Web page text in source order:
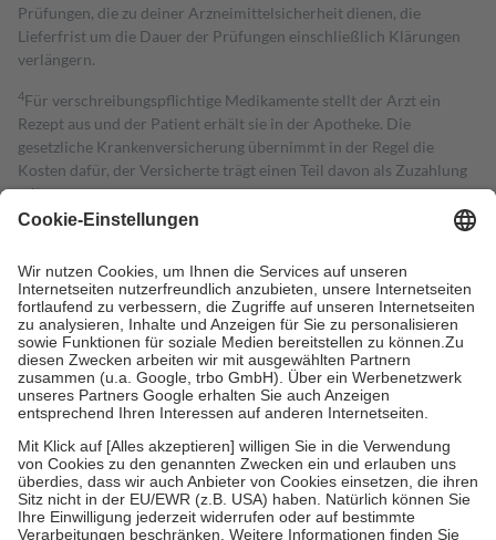
Prüfungen, die zu deiner Arzneimittelsicherheit dienen, die
Lieferfrist um die Dauer der Prüfungen einschließlich Klärungen
verlängern.
4Für verschreibungspflichtige Medikamente stellt der Arzt ein
Rezept aus und der Patient erhält sie in der Apotheke. Die
gesetzliche Krankenversicherung übernimmt in der Regel die
Kosten dafür, der Versicherte trägt einen Teil davon als Zuzahlung
mit.
Grundsätzlich leisten Mitglieder Zuzahlungen in Höhe von zehn
höchstens zehn Euro.
Es sind jedoch nie mehr als die tatsächlichen
Kosten der Leistung zu entrichten.
Diese Regeln gelten grundsätzlich auch für Online-Apotheken.
Bei Heilmitteln und häuslicher Krankenpflege beträgt die
Zuzahlung zehn Prozent der Kosten sowie zehn Euro je
Verordnung.
Um das Engagement der Versicherten für ihre eigene Gesundheit zu
stärken und die besondere Stellung der Familie zu unterstützen,
fallenkeine Zuzahlungenan bei:
• Kindern und Jugendlichen bis zum vollendeten 18. Lebensjahr
mit Ausnahme der Fahrkosten
• Untersuchungen zur Vorsorge und Früherkennung, die von der